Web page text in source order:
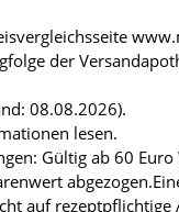
der
08.08.2026).
lesen.
Gültig ab 60
auf